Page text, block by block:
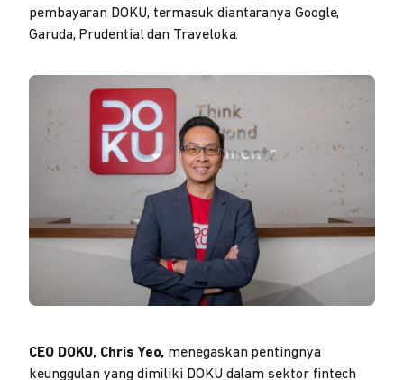
pembayaran DOKU, termasuk diantaranya Google,
Garuda, Prudential dan Traveloka.
CEO DOKU, Chris Yeo, menegaskan pentingnya
keunggulan yang dimiliki DOKU dalam sektor fintech